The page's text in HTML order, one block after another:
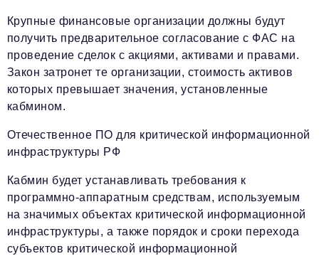
Крупные финансовые организации должны будут
получить предварительное согласование с ФАС на
проведение сделок с акциями, активами и правами.
Закон затронет те организации, стоимость активов
которых превышает значения, установленные
кабмином.
Отечественное ПО для критической информационной
инфраструктуры РФ
Кабмин будет устанавливать требования к
программно-аппаратным средствам, используемым
на значимых объектах критической информационной
инфраструктуры, а также порядок и сроки перехода
субъектов критической информационной